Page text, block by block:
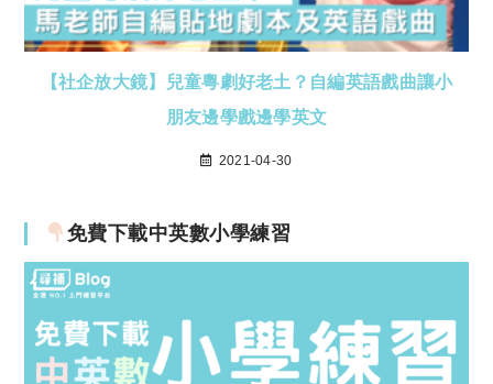
【社企放大鏡】兒童粵劇好老土？自編英語戲曲讓小
朋友邊學戲邊學英文
2021-04-30
免費下載中英數小學練習